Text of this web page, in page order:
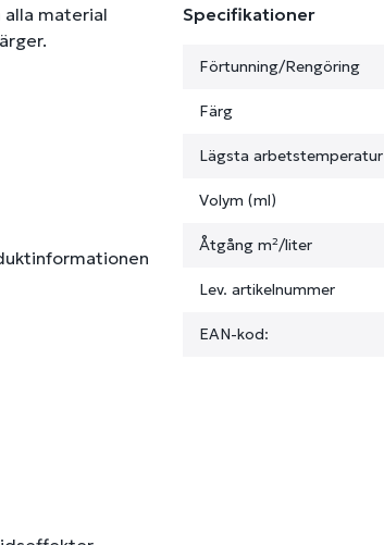
material
Specifikationer
Förtunning/Rengöring
Färg
Lägsta arbetstemperatur
Volym (ml)
Åtgång m²/liter
Lev. artikelnummer
EAN-kod: